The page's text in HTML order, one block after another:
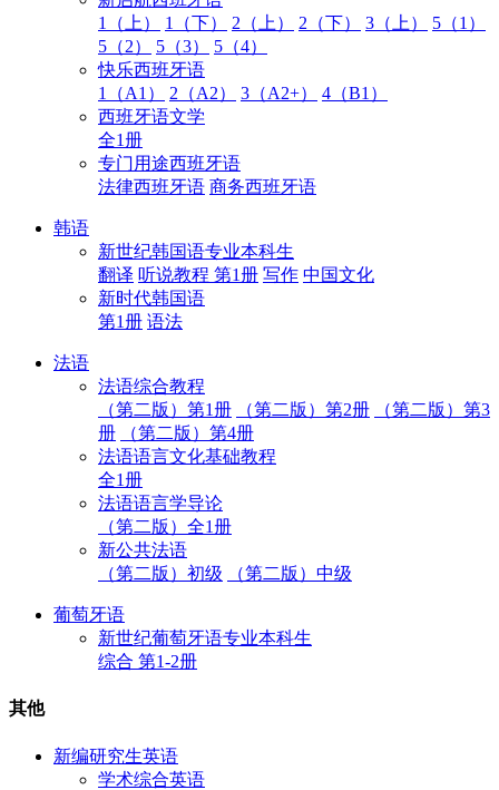
1（上）
1（下） 2（上） 2（下） 3（上）
5（1）
5（2）
5（3）
5（4）
快乐西班牙语
1（A1）
2（A2） 3（A2+）
4（B1）
西班牙语文学
全1册
专门用途西班牙语
法律西班牙语 商务西班牙语
韩语
新世纪韩国语专业本科生
翻译 听说教程 第1册 写作 中国文化
新时代韩国语
第1册 语法
法语
法语综合教程
（第二版）第1册
（第二版）第2册
（第二版）第3
册
（第二版）第4册
法语语言文化基础教程
全1册
法语语言学导论
（第二版）全1册
新公共法语
（第二版）初级
（第二版）中级
葡萄牙语
新世纪葡萄牙语专业本科生
综合 第1-2册
其他
新编研究生英语
学术综合英语